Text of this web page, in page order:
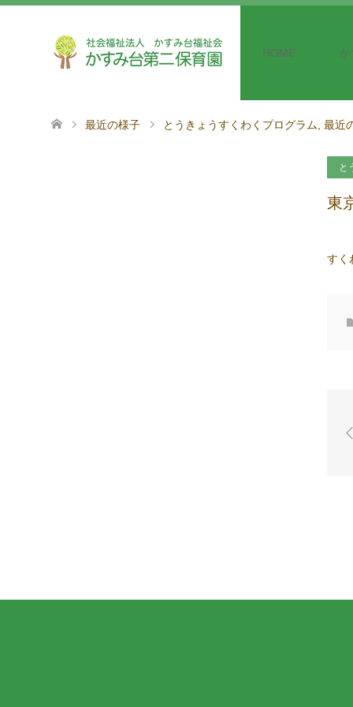
HOME
最近の様子 とうきょうすくわくプログラム 最近
と
東
すく